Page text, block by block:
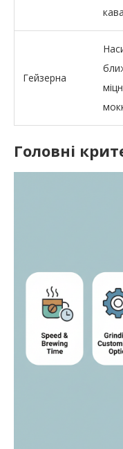
кава
Гейзерна
Головні